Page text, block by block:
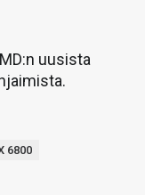
uusista
6800